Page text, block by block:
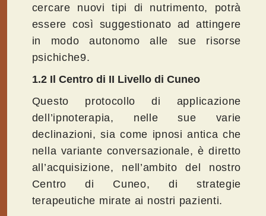
cercare nuovi tipi di nutrimento, potrà
essere così suggestionato ad attingere
in modo autonomo alle sue risorse
psichiche9.
1.2 Il Centro di II Livello di Cuneo
Questo protocollo di applicazione
dell’ipnoterapia, nelle sue varie
declinazioni, sia come ipnosi antica che
nella variante conversazionale, è diretto
all’acquisizione, nell’ambito del nostro
Centro di Cuneo, di strategie
terapeutiche mirate ai nostri pazienti.